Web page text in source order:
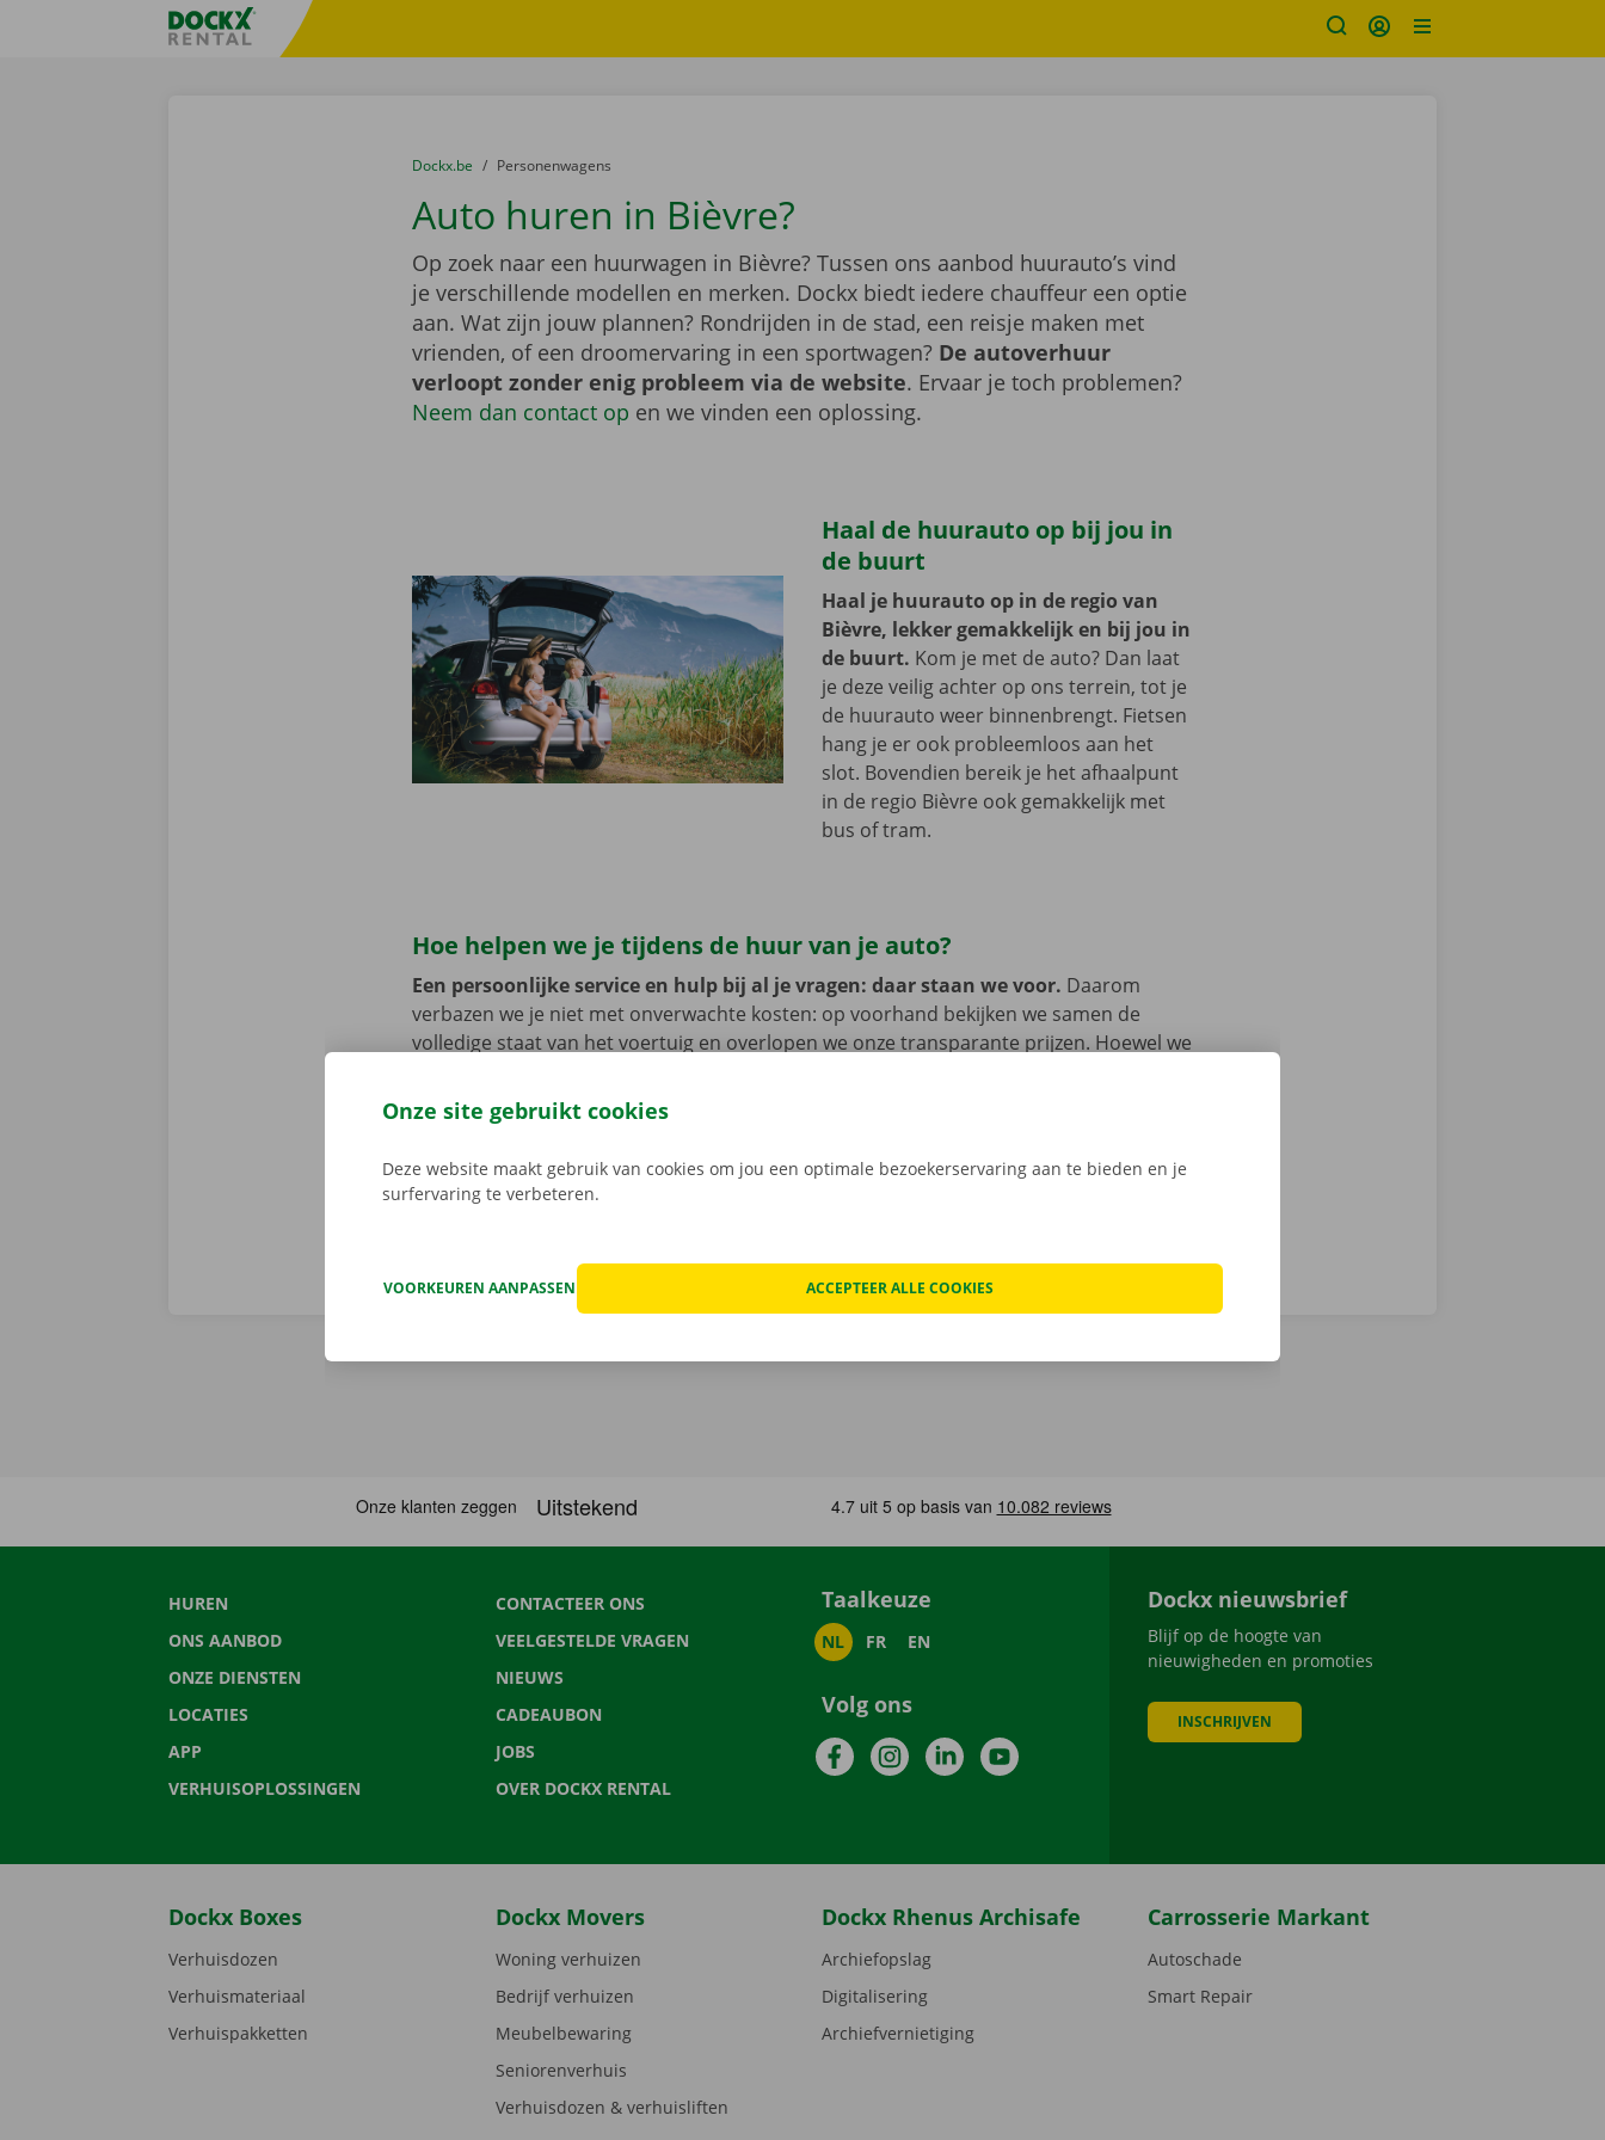
Taalselectie overslaanFratello DEMO
U bevindt zich hier:
van
Dockx.be naar
Personenwagens
Auto huren in Bièvre?
Op zoek naar een huurwagen in Bièvre? Tussen ons aanbod huurauto’s vind
je verschillende modellen en merken. Dockx biedt iedere chauffeur een optie
aan. Wat zijn jouw plannen? Rondrijden in de stad, een reisje maken met
vrienden, of een droomervaring in een sportwagen? De autoverhuur
verloopt zonder enig probleem via de website. Ervaar je toch problemen?
Neem dan contact op en we vinden een oplossing.
Haal de huurauto op bij jou in
de buurt
Haal je huurauto op in de regio van
Bièvre, lekker gemakkelijk en bij jou in
de buurt. Kom je met de auto? Dan laat
je deze veilig achter op ons terrein, tot je
de huurauto weer binnenbrengt. Fietsen
hang je er ook probleemloos aan het
slot. Bovendien bereik je het afhaalpunt
in de regio Bièvre ook gemakkelijk met
bus of tram.
Hoe helpen we je tijdens de huur van je auto?
Een persoonlijke service en hulp bij al je vragen: daar staan we voor. Daarom
verbazen we je niet met onverwachte kosten: op voorhand bekijken we samen de
volledige staat van het voertuig en overlopen we onze transparante prijzen. Hoewel we
vertoont. In dat geval staat er 24/7 assistentie en pechverhelping voor je klaar: in heel
Europa. Zo vertrek je zorgeloos op pad met je huurauto.
HUREN
ONS AANBOD
ONZE DIENSTEN
LOCATIES
APP
VERHUISOPLOSSINGEN
CONTACTEER ONS
VEELGESTELDE VRAGEN
NIEUWS
CADEAUBON
JOBS
OVER DOCKX RENTAL
Taalkeuze
NL FR EN
Volg ons
FacebookInstagramLinkedInYouTube
Dockx nieuwsbrief
Blijf op de hoogte van
nieuwigheden en promoties
INSCHRIJVEN
Dockx Boxes
Verhuisdozen
Verhuismateriaal
Verhuispakketten
Dockx Movers
Woning verhuizen
Bedrijf verhuizen
Meubelbewaring
Seniorenverhuis
Verhuisdozen & verhuisliften
Dockx Rhenus Archisafe
Archiefopslag
Digitalisering
Archiefvernietiging
Carrosserie Markant
Autoschade
Smart Repair
Onze site gebruikt cookies
Deze website maakt gebruik van cookies om jou een optimale bezoekerservaring aan te bieden en je
surfervaring te verbeteren.
VOORKEUREN AANPASSEN ACCEPTEER ALLE COOKIES